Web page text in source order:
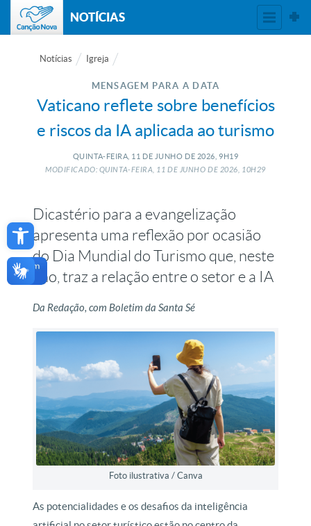
Open toolbar
NOTÍCIAS
Notícias Igreja
MENSAGEM PARA A DATA
Vaticano reflete sobre benefícios
e riscos da IA aplicada ao turismo
QUINTA-FEIRA, 11 DE JUNHO DE 2026, 9H19
MODIFICADO: QUINTA-FEIRA, 11 DE JUNHO DE 2026, 10H29
Dicastério para a evangelização
apresenta uma reflexão por ocasião
do Dia Mundial do Turismo que, neste
ano, traz a relação entre o setor e a IA
Da Redação, com Boletim da Santa Sé
Foto ilustrativa / Canva
As potencialidades e os desafios da inteligência